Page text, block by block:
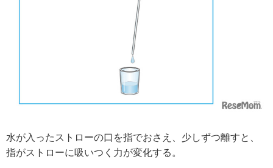
水が入ったストローの口を指でおさえ、少しずつ離すと、
指がストローに吸いつく力が変化する。